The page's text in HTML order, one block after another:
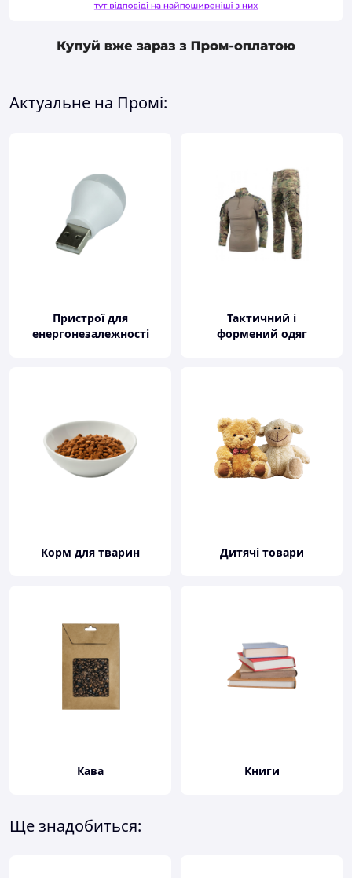
Актуальне на Промі:
Пристрої для
енергонезалежності
Тактичний і
формений одяг
Корм для тварин Дитячі товари
Кава Книги
Ще знадобиться: